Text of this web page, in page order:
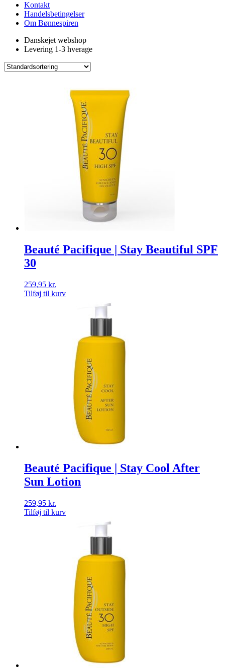
Kontakt
Handelsbetingelser
Om Bønnespiren
Danskejet webshop
Levering 1-3 hverage
Beauté Pacifique | Stay Beautiful SPF
30
259,95 kr.
Tilføj til kurv
Beauté Pacifique | Stay Cool After
Sun Lotion
259,95 kr.
Tilføj til kurv